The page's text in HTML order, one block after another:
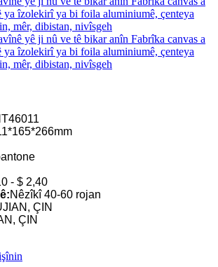
- $ 2,40
Nêzîkî 40-60 rojan
ÇIN
ÇIN